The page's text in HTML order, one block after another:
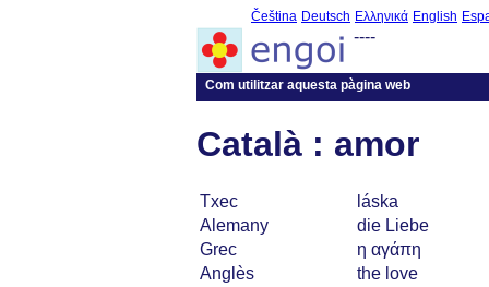
Čeština Deutsch Ελληνικά English
----
Com utilitzar aquesta pàgina web
Català : amor
Txec
láska
Alemany
die Liebe
Grec
η αγάπη
Anglès
the love